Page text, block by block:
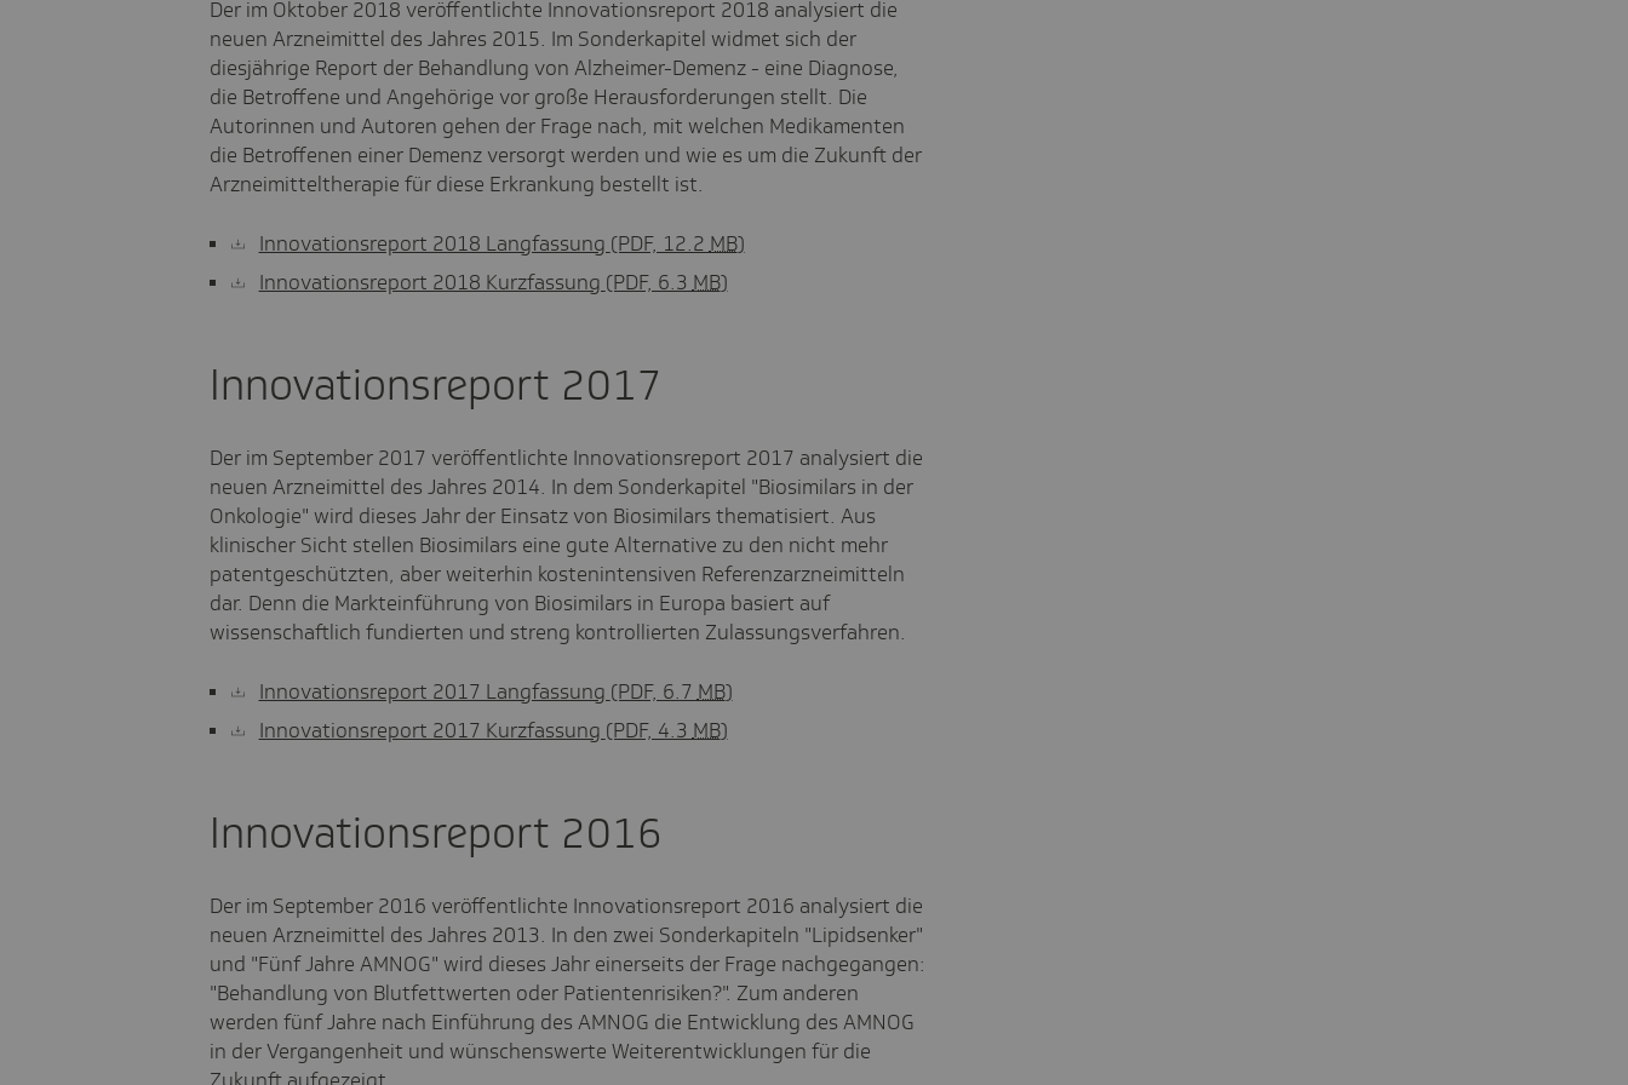
Der im Oktober 2018 veröffentlichte Innovationsreport 2018 analysiert die
neuen Arzneimittel des Jahres 2015. Im Sonderkapitel widmet sich der
diesjährige Report der Behandlung von Alzheimer-Demenz - eine Diagnose,
die Betroffene und Angehörige vor große Herausforderungen stellt. Die
Autorinnen und Autoren gehen der Frage nach, mit welchen Medikamenten
die Betroffenen einer Demenz versorgt werden und wie es um die Zukunft der
Arzneimitteltherapie für diese Erkrankung bestellt ist.
Innovationsreport 2018 Langfassung (PDF, 12.2MB)
Innovationsreport 2018 Kurzfassung (PDF, 6.3MB)
Innovationsreport 2017
Der im September 2017 veröffentlichte Innovationsreport 2017 analysiert die
neuen Arzneimittel des Jahres 2014. In dem Sonderkapitel "Biosimilars in der
Onkologie" wird dieses Jahr der Einsatz von Biosimilars thematisiert. Aus
klinischer Sicht stellen Biosimilars eine gute Alternative zu den nicht mehr
patentgeschützten, aber weiterhin kostenintensiven Referenzarzneimitteln
dar. Denn die Markteinführung von Biosimilars in Europa basiert auf
wissenschaftlich fundierten und streng kontrollierten Zulassungsverfahren.
Innovationsreport 2017 Langfassung (PDF, 6.7MB)
Innovationsreport 2017 Kurzfassung (PDF, 4.3MB)
Innovationsreport 2016
Der im September 2016 veröffentlichte Innovationsreport 2016 analysiert die
neuen Arzneimittel des Jahres 2013. In den zwei Sonderkapiteln "Lipidsenker"
und "Fünf Jahre AMNOG" wird dieses Jahr einerseits der Frage nachgegangen:
"Behandlung von Blutfettwerten oder Patientenrisiken?". Zum anderen
werden fünf Jahre nach Einführung des AMNOG die Entwicklung des AMNOG
in der Vergangenheit und wünschenswerte Weiterentwicklungen für die